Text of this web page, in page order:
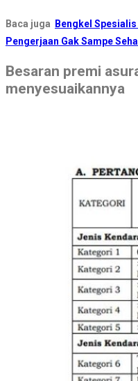
Baca juga
Bengkel
Pengerjaan Gak Sampe
Besaran premi
menyesuaikannya